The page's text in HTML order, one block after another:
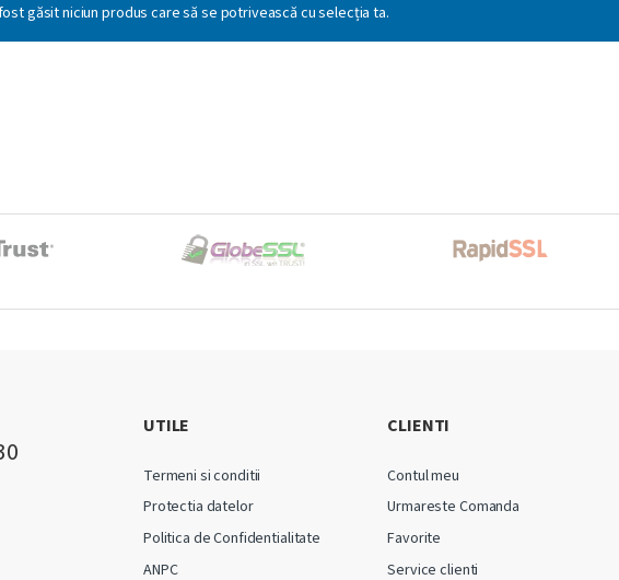
găsit niciun produs care să se potrivească cu selecția ta.
UTILE
Termeni si conditii
Protectia datelor
Politica de Confidentialitate
ANPC
CLIENTI
Contul meu
Urmareste Comanda
Favorite
Service clienti